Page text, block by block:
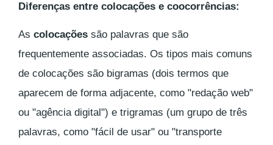
Diferenças entre colocações e coocorrências:
As colocações são palavras que são
frequentemente associadas. Os tipos mais comuns
de colocações são bigramas (dois termos que
aparecem de forma adjacente, como "redação web"
ou "agência digital") e trigramas (um grupo de três
palavras, como "fácil de usar" ou "transporte